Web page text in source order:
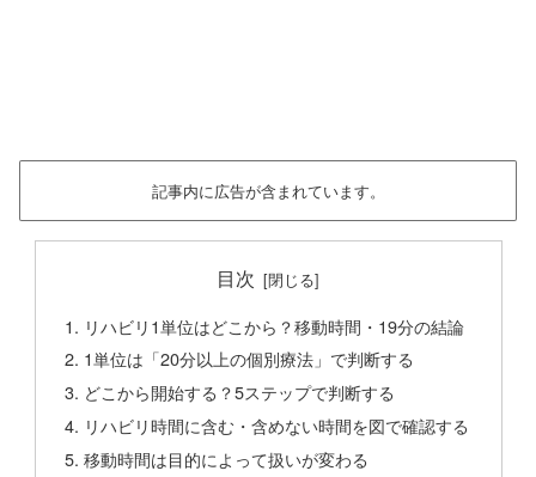
記事内に広告が含まれています。
目次
リハビリ1単位はどこから？移動時間・19分の結論
1単位は「20分以上の個別療法」で判断する
どこから開始する？5ステップで判断する
リハビリ時間に含む・含めない時間を図で確認する
移動時間は目的によって扱いが変わる